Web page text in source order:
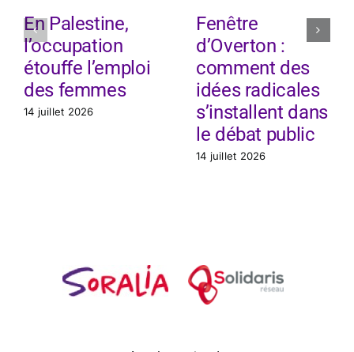
En Palestine,
l’occupation
étouffe l’emploi
des femmes
14 juillet 2026
Fenêtre
d’Overton :
comment des
idées radicales
s’installent dans
le débat public
14 juillet 2026